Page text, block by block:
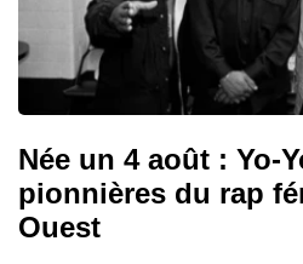
Née un 4 août : Yo-
pionnières du rap
Ouest